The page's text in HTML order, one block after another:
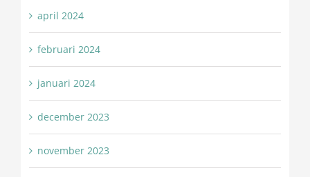
april 2024
februari 2024
januari 2024
december 2023
november 2023